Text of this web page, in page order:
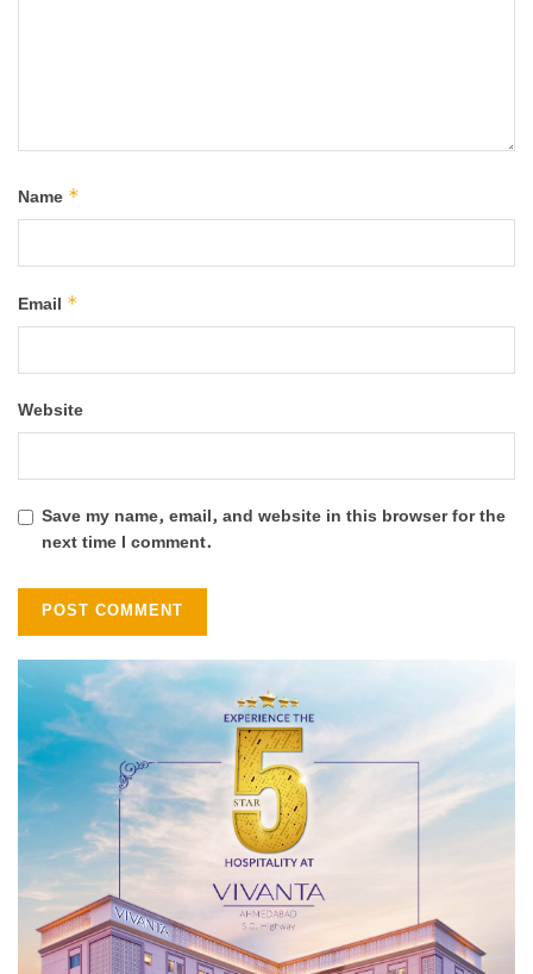
Name *
Email *
Website
Save my name, email, and website in this browser for the
next time I comment.